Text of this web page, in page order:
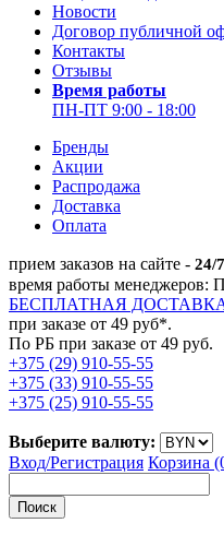
Новости
Договор публичной
Контакты
Отзывы
Время работы
ПН-ПТ 9:00 - 18:00
Бренды
Акции
Распродажа
Доставка
Оплата
прием заказов на сайте - 24/7
время работы менеджеров:
БЕСПЛАТНАЯ
при заказе от 49 руб*.
По РБ при заказе от 49 руб.
+375 (29) 910-55-55
+375 (33) 910-55-55
+375 (25) 910-55-55
Выберите валюту:
Вход/Регистрация Корзина
Поиск